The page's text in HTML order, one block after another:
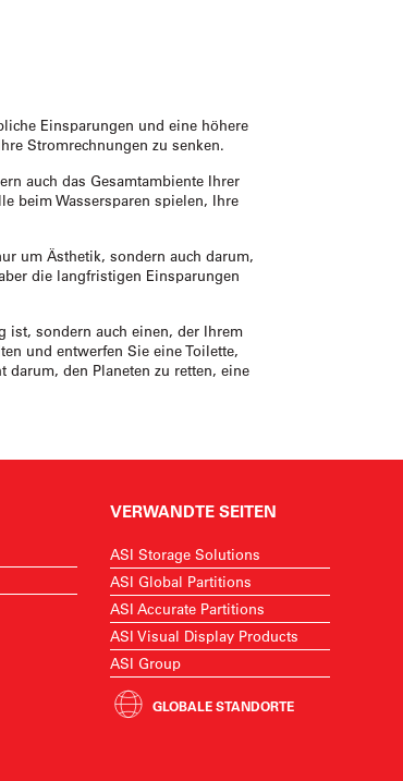
Einsparungen und eine höhere
Stromrechnungen zu senken.
auch das Gesamtambiente Ihrer
beim Wassersparen spielen, Ihre
um Ästhetik, sondern auch darum,
die langfristigen Einsparungen
ist, sondern auch einen, der Ihrem
und entwerfen Sie eine Toilette,
den Planeten zu retten, eine
VERWANDTE SEITEN
ASI Storage Solutions
ASI Global Partitions
ASI Accurate Partitions
ASI Visual Display Products
ASI Group
GLOBALE STANDORTE